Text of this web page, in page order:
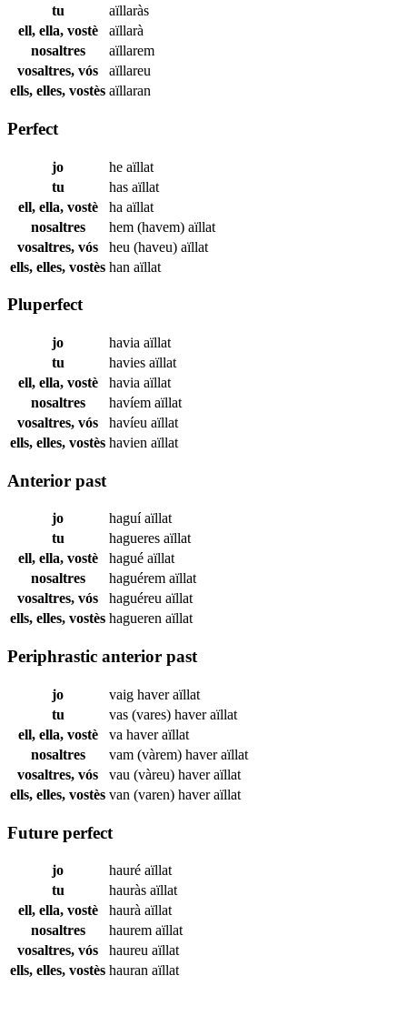
tu
aïllaràs
ell, ella, vostè
aïllarà
nosaltres
aïllarem
vosaltres, vós
aïllareu
ells, elles, vostès aïllaran
Perfect
jo he aïllat
tu
has aïllat
ell, ella, vostè
ha aïllat
nosaltres
hem (havem) aïllat
vosaltres, vós
heu (haveu) aïllat
ells, elles, vostès han aïllat
Pluperfect
jo havia aïllat
tu
havies aïllat
ell, ella, vostè
havia aïllat
nosaltres
havíem aïllat
vosaltres, vós
havíeu aïllat
ells, elles, vostès havien aïllat
Anterior past
jo haguíaïllat
tu
hagueres aïllat
ell, ella, vostè
hagué aïllat
nosaltres
haguérem aïllat
vosaltres, vós
haguéreu aïllat
ells, elles, vostès hagueren aïllat
Periphrastic anterior past
jo vaig haveraïllat
tu
vas (vares) haveraïllat
ell, ella, vostè
va haveraïllat
nosaltres
vam (vàrem) haveraïllat
vosaltres, vós
vau (vàreu) haveraïllat
ells, elles, vostès van (varen) haveraïllat
Future perfect
jo hauré aïllat
tu
hauràs aïllat
ell, ella, vostè
haurà aïllat
nosaltres
haurem aïllat
vosaltres, vós
haureu aïllat
ells, elles, vostès hauran aïllat